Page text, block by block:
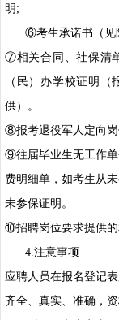
明;
⑥考生承诺书（见
⑦相关合同、社保清
（民）办学校证明
供）。
⑧报考退役军人定向岗
⑨往届毕业生无工作
费明细单，如考生从
未参保证明。
⑩招聘岗位要求提供
4.注意事项
应聘人员在报名登记
齐全、真实、准确，